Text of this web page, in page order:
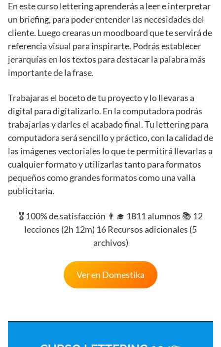
En este curso lettering aprenderás a leer e interpretar
un briefing, para poder entender las necesidades del
cliente. Luego crearas un moodboard que te servirá de
referencia visual para inspirarte. Podrás establecer
jerarquías en los textos para destacar la palabra más
importante de la frase.
Trabajaras el boceto de tu proyecto y lo llevaras a
digital para digitalizarlo. En la computadora podrás
trabajarlas y darles el acabado final. Tu lettering para
computadora será sencillo y práctico, con la calidad de
las imágenes vectoriales lo que te permitirá llevarlas a
cualquier formato y utilizarlas tanto para formatos
pequeños como grandes formatos como una valla
publicitaria.
🎖️ 100% de satisfacción 👨‍🎓 1811 alumnos 📚 12
lecciones (2h 12m) 16 Recursos adicionales (5
archivos)
Ver en Domestika